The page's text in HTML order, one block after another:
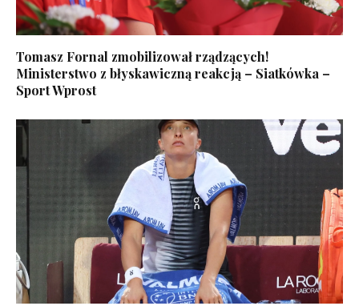
Tomasz Fornal zmobilizował rządzących!
Ministerstwo z błyskawiczną reakcją – Siatkówka –
Sport Wprost